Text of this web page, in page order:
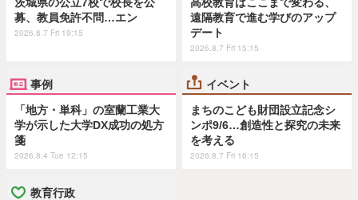
募、教員免許不問…エン
2026.8.7 Fri 19:15
遠隔教育で進む学びのアップ
デート
2026.8.7 Fri 15:15
事例
「地方・単科」の室蘭工業大
学が示した大学DX成功の処方
箋
2026.8.4 Tue 12:15
イベント
まちのこども財団設立記念シ
ンポ9/6…創造性と探究の未来
を考える
2026.8.7 Fri 16:15
教育行政